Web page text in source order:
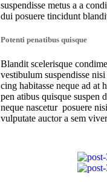
suspendisse metus a a
dui posuere tincidunt
Potenti penatibus quisque
Blandit scelerisque
vestibulum suspendisse
cing habitasse neque ad at
pen atibus quisque suspen
neque nascetur posuere
vulputate auctor a sem